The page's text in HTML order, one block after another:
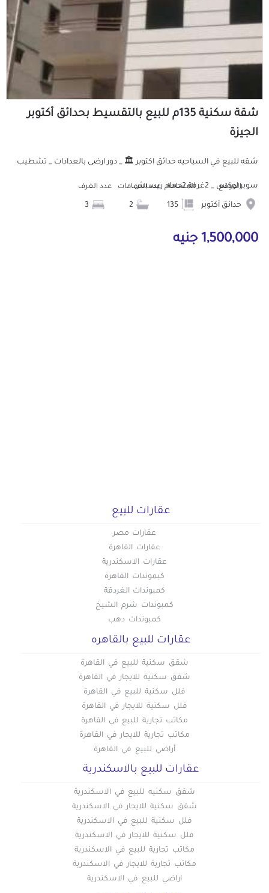
شقة سكنية 135م للبيع بالتقسيط بحدائق أكتوبر
الجيزة
شقه للبيع في السياحيه حدائق اكتوبر 🏛️ _ دور ارضى بالعدادات _ تشطيب
سوبر لوكس _ 2غرفة 2حمام ريسبش...
الموقع
حدائق أكتوبر
المساحة عدد الحمامات عدد الغرف
1,500,000 جنيه
عقارات للبيع
عقارات مصر
عقارات القاهرة
عقارات الاسكندرية
كبموندات القاهرة
كمبوندات الغردقة
كمبوندات شرم الشيخ
كمبوندات دهب
عقارات للبيع بالقاهره
شقق سكنية للبيع في القاهرة
شقق سكنية للايجار في القاهرة
فلل سكنية للبيع في القاهرة
فلل سكنية للايجار في القاهرة
مكاتب تجارية للبيع في القاهرة
مكاتب تجارية للايجار في القاهرة
أراضي للبيع في القاهرة
عقارات للبيع بالاسكندرية
شقق سكنيه للبيع في الاسكندرية
شقق سكنية للايجار في الاسكندرية
فلل سكنية للبيع في الاسكندرية
فلل سكنية للايجار في الاسكندرية
مكاتب تجارية للبيع في الاسكندرية
مكاتب تجارية للايجار في الاسكندرية
اراضي للبيع في الاسكندرية